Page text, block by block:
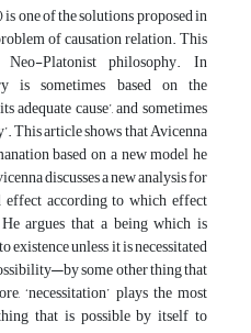
one of the solutions proposed in
of causation relation. This
Platonist philosophy. In
is sometimes based on the
cause’, and sometimes
This article shows that Avicenna
based on a new model he
discusses a new analysis for
effect according to which effect
argues that a being which is
existence unless it is necessitated
some other thing that
‘necessitation’ plays the most
that is possible by itself to